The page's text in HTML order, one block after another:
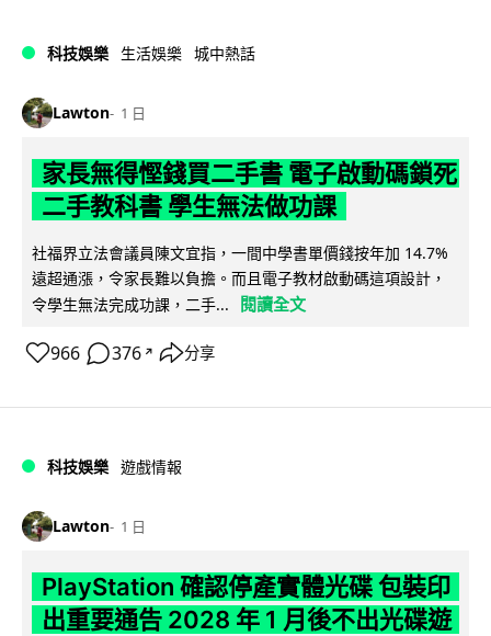
科技娛樂 生活娛樂 城中熱話
Lawton 1 日
家長無得慳錢買二手書 電子啟動碼鎖死
二手教科書 學生無法做功課
社福界立法會議員陳文宜指，一間中學書單價錢按年加 14.7%
遠超通漲，令家長難以負擔。而且電子教材啟動碼這項設計，
令學生無法完成功課，二手...
閱讀全文
966 376 ↗ 分享
科技娛樂 遊戲情報
Lawton 1 日
PlayStation 確認停產實體光碟 包裝印
出重要通告 2028 年 1 月後不出光碟遊